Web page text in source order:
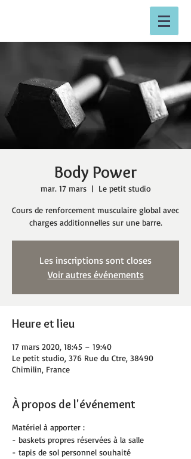
Body Power
mar. 17 mars
  |
Le petit studio
Cours de renforcement musculaire global avec
charges additionnelles sur une barre.
Les inscriptions sont closes
Voir autres événements
Heure et lieu
17 mars 2020, 18:45 – 19:40
Le petit studio, 376 Rue du Ctre, 38490
Chimilin, France
À propos de l'événement
Matériel à apporter :
- baskets propres réservées à la salle
- tapis de sol personnel souhaité